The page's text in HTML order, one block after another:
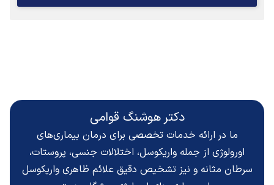
دکتر هوشنگ قوامی
ما در ارائه خدمات تخصصی برای درمان بیماری‌های
اورولوژی از جمله واریکوسل، اختلالات جنسی، پروستات،
سرطان مثانه و نیز تشخیص دقیقعلائم ظاهری واریکوسل